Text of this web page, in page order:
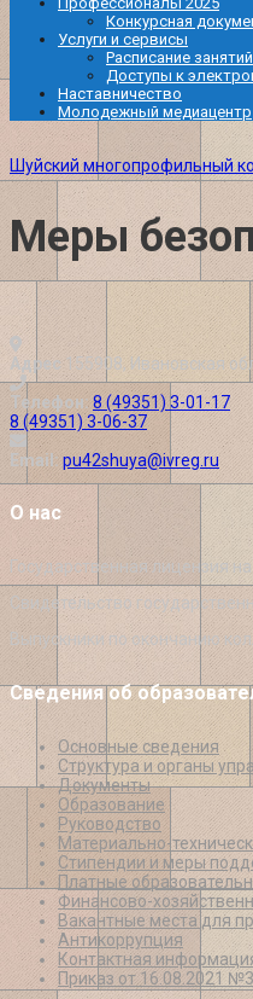
Конкурсная
Услуги и сервисы
Расписание занятий
Доступы к
Наставничество
Молодежный медиацентр
Шуйский многопрофильный
Меры
Адрес155908, Ивановская
Телефон:8 (49351) 3-01-17
8 (49351) 3-06-37
Email: pu42shuya@ivreg.ru
О нас
Государственная лицензия
Свидетельство
Выпускники по окончанию
Сведения об
Основные сведения
Структура и органы
Документы
Образование
Руководство
Материально-
Стипендии и меры
Платные
Финансово-
Вакантные места для
Антикоррупция
Контактная
Приказ от 16.08.2021